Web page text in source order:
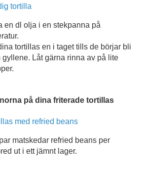
en dl olja i en stekpanna på
tortillas en i taget tills de börjar bli
gyllene. Låt gärna rinna av på lite
på dina friterade tortillas
matskedar refried beans per
ut i ett jämnt lager.